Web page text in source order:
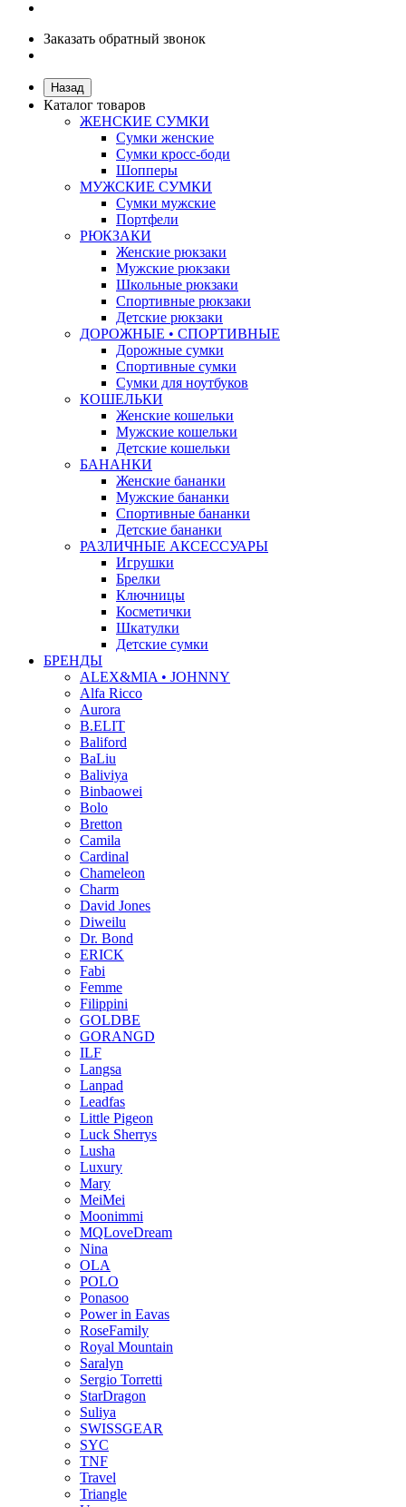
Заказать обратный звонок
Назад
Каталог товаров
ЖЕНСКИЕ СУМКИ
Сумки женские
Сумки кросс-боди
Шопперы
МУЖСКИЕ СУМКИ
Сумки мужские
Портфели
РЮКЗАКИ
Женские рюкзаки
Мужские рюкзаки
Школьные рюкзаки
Спортивные рюкзаки
Детские рюкзаки
ДОРОЖНЫЕ • СПОРТИВНЫЕ
Дорожные сумки
Спортивные сумки
Сумки для ноутбуков
КОШЕЛЬКИ
Женские кошельки
Мужские кошельки
Детские кошельки
БАНАНКИ
Женские бананки
Мужские бананки
Спортивные бананки
Детские бананки
РАЗЛИЧНЫЕ АКСЕССУАРЫ
Игрушки
Брелки
Ключницы
Косметички
Шкатулки
Детские сумки
БРЕНДЫ
ALEX&MIA • JOHNNY
Alfa Ricco
Aurora
B.ELIT
Baliford
BaLiu
Baliviya
Binbaowei
Bolo
Bretton
Camila
Cardinal
Chameleon
Charm
David Jones
Diweilu
Dr. Bond
ERICK
Fabi
Femme
Filippini
GOLDBE
GORANGD
ILF
Langsa
Lanpad
Leadfas
Little Pigeon
Luck Sherrys
Lusha
Luxury
Mary
MeiMei
Moonimmi
MQLoveDream
Nina
OLA
POLO
Ponasoo
Power in Eavas
RoseFamily
Royal Mountain
Saralyn
Sergio Torretti
StarDragon
Suliya
SWISSGEAR
SYC
TNF
Travel
Triangle